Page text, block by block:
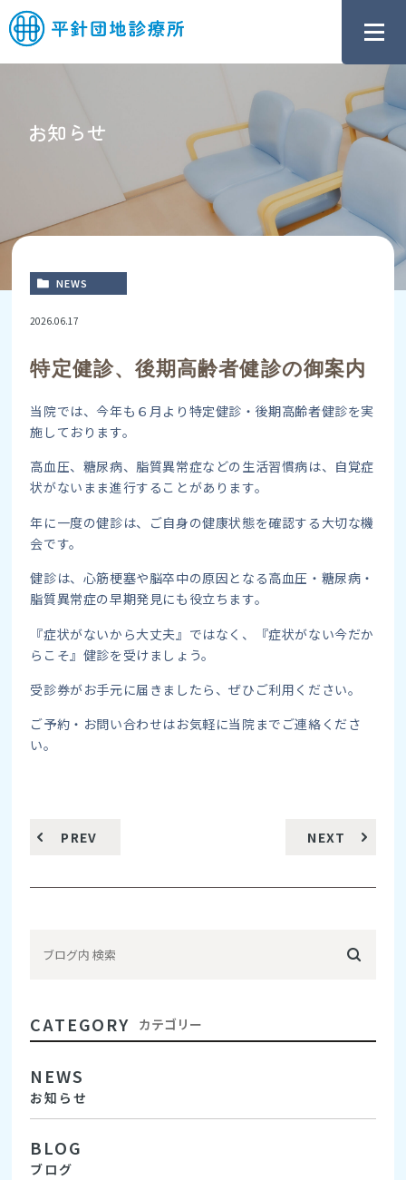
お知らせ
NEWS
2026.06.17
特定健診、後期高齢者健診の御案内
当院では、今年も６月より特定健診・後期高齢者健診を実
施しております。
高血圧、糖尿病、脂質異常症などの生活習慣病は、自覚症
状がないまま進行することがあります。
年に一度の健診は、ご自身の健康状態を確認する大切な機
会です。
健診は、心筋梗塞や脳卒中の原因となる高血圧・糖尿病・
脂質異常症の早期発見にも役立ちます。
『症状がないから大丈夫』ではなく、『症状がない今だか
らこそ』健診を受けましょう。
受診券がお手元に届きましたら、ぜひご利用ください。
ご予約・お問い合わせはお気軽に当院までご連絡くださ
い。
PREV NEXT
CATEGORY カテゴリー
NEWS
お知らせ
BLOG
ブログ